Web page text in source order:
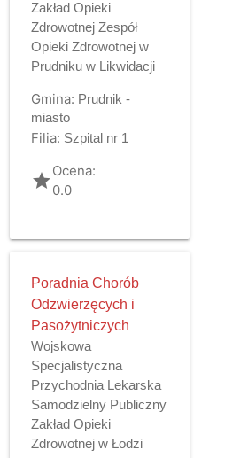
Zakład Opieki
Zdrowotnej Zespół
Opieki Zdrowotnej w
Prudniku w Likwidacji
Gmina: Prudnik -
miasto
Filia: Szpital nr 1
gradeOcena:
0.0
Poradnia Chorób
Odzwierzęcych i
Pasożytniczych
Wojskowa
Specjalistyczna
Przychodnia Lekarska
Samodzielny Publiczny
Zakład Opieki
Zdrowotnej w Łodzi